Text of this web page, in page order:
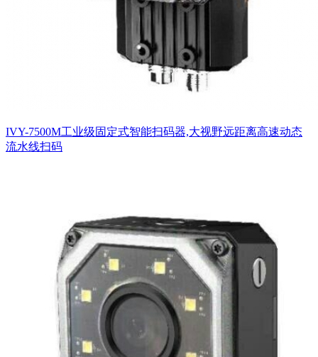
IVY-7500M工业级固定式智能扫码器,大视野远距离高速动态
流水线扫码